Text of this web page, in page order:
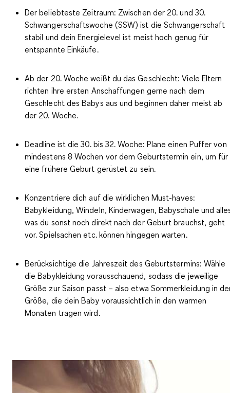
Der beliebteste Zeitraum: Zwischen der 20. und 30.
Schwangerschaftswoche (SSW) ist die Schwangerschaft
stabil und dein Energielevel ist meist hoch genug für
entspannte Einkäufe.
Ab der 20. Woche weißt du das Geschlecht: Viele Eltern
richten ihre ersten Anschaffungen gerne nach dem
Geschlecht des Babys aus und beginnen daher meist ab
der 20. Woche.
Deadline ist die 30. bis 32. Woche: Plane einen Puffer von
mindestens 8 Wochen vor dem Geburtstermin ein, um für
eine frühere Geburt gerüstet zu sein.
Konzentriere dich auf die wirklichen Must-haves:
Babykleidung, Windeln, Kinderwagen, Babyschale und
was du sonst noch direkt nach der Geburt brauchst, geht
vor. Spielsachen etc. können hingegen warten.
Berücksichtige die Jahreszeit des Geburtstermins: Wähle
die Babykleidung vorausschauend, sodass die jeweilige
Größe zur Saison passt – also etwa Sommerkleidung in
Größe, die dein Baby voraussichtlich in den warmen
Monaten tragen wird.